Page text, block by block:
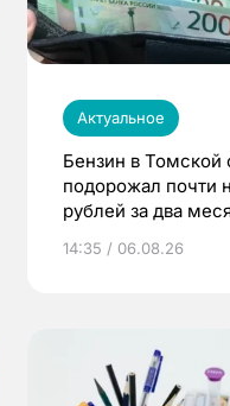
Актуальное
Бензин в Томской
подорожал почти
рублей за два
14:35 / 06.08.26